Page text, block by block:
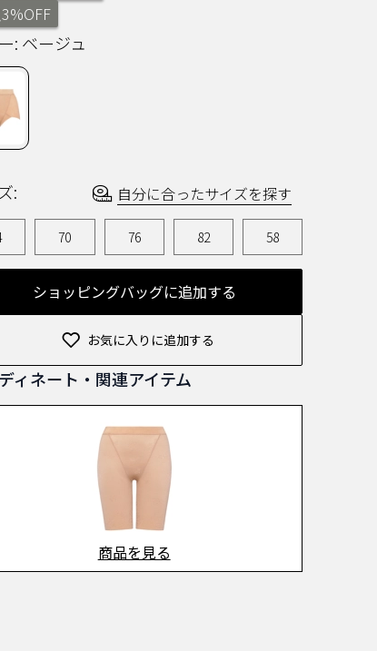
: ベージュ
: 自分に合ったサイズを探す
70 76 82 58
ショッピングバッグに追加する
お気に入りに追加する
ィネート・関連アイテム
商品を見る